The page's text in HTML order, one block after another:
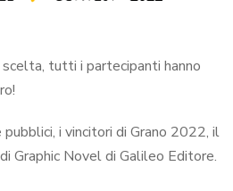
tutti i partecipanti hanno
i vincitori di Grano 2022, il
Graphic Novel di Galileo Editore.